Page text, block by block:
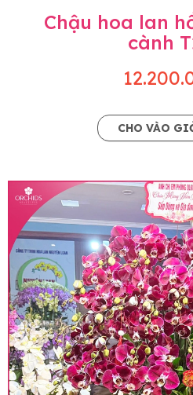
Chậu hoa lan
cành
CHO VÀO